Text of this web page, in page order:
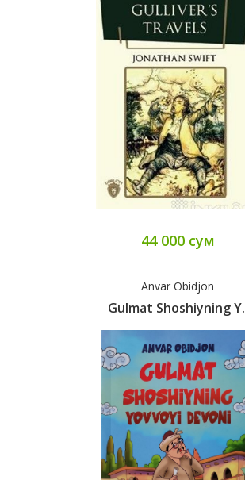
44 000 сум
Anvar Obidjon
Gulmat Shoshiyning